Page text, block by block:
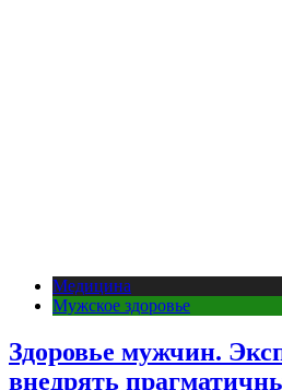
Медицина
Мужское здоровье
Здоровье мужчин.
внедрять